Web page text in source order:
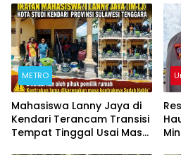
METRO
Mahasiswa Lanny Jaya di
Kendari Terancam Transisi
Tempat Tinggal Usai Masa